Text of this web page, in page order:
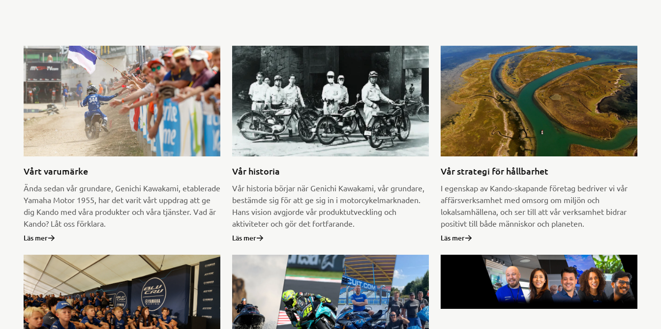
Vårt varumärke
Ända sedan vår grundare, Genichi Kawakami, etablerade
Yamaha Motor 1955, har det varit vårt uppdrag att ge
dig Kando med våra produkter och våra tjänster. Vad är
Kando? Låt oss förklara.
Läs mer
Vår historia
Vår historia börjar när Genichi Kawakami, vår grundare,
bestämde sig för att ge sig in i motorcykelmarknaden.
Hans vision avgjorde vår produktutveckling och
aktiviteter och gör det fortfarande.
Läs mer
Vår strategi för hållbarhet
I egenskap av Kando-skapande företag bedriver vi vår
affärsverksamhet med omsorg om miljön och
lokalsamhällena, och ser till att vår verksamhet bidrar
positivt till både människor och planeten.
Läs mer